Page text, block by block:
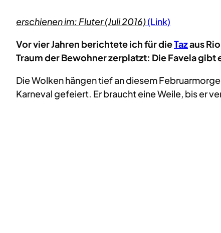
erschienen im: Fluter (Juli 2016)(Link)
Vor vier Jahren berichtete ich für dieTazaus
Traum der Bewohner zerplatzt: Die Favela gibt
Die Wolken hängen tief an diesem
Karneval gefeiert. Er braucht eine Weile, bis er